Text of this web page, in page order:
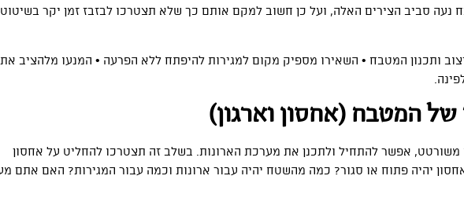
נעה סביב הצירים האלה, ועל כן חשוב למקם אותם כך שלא תצטרכו לבזבז זמן יקר
ותכנון המטבח • השאירו מספיק מקום למגירות להיפתח ללא הפרעה • המנעו מלהציב את
המטבח (אחסון וארגון)
אפשר להתחיל ולתכנן את מערכת הארונות. בשלב זה תצטרכו להחליט על אחסון
יהיה פתוח או סגור? כמה מהשטח יהיה עבור ארונות וכמה עבור המגירות? האם אתם